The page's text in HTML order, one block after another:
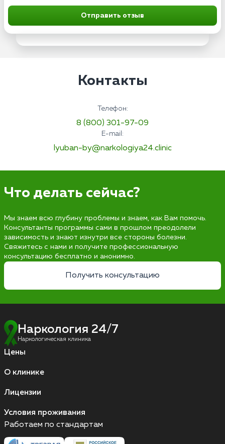
Отправить отзыв
Контакты
Телефон:
8 (800) 301-97-09
E-mail:
lyuban-by@narkologiya24.clinic
Что делать сейчас?
Мы знаем всю глубину проблемы и знаем, как Вам помочь.
Консультанты программы сами в прошлом преодолели
зависимость и знают изнутри все стороны болезни.
Свяжитесь с нами и получите профессиональную
консультацию бесплатно и анонимно.
Получить консультацию
Наркология 24/7
Наркологическая клиника
Цены
О клинике
Лицензии
Условия проживания
Работаем по стандартам